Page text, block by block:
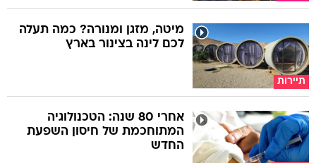
תיירות
מיטה, מזגן ומנורה? כמה תעלה
לכם לינה בצינור בארץ
אחרי 80 שנה: הטכנולוגיה
המתוחכמת של חיסון השפעת
החדש